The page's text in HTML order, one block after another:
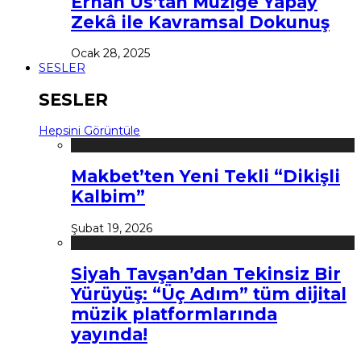
Zekâ ile Kavramsal Dokunuş
Ocak 28, 2025
SESLER
SESLER
Hepsini Görüntüle
Makbet’ten Yeni Tekli “Dikişli
Kalbim”
Şubat 19, 2026
Siyah Tavşan’dan Tekinsiz Bir
Yürüyüş: “Üç Adım” tüm dijital
müzik platformlarında
yayında!